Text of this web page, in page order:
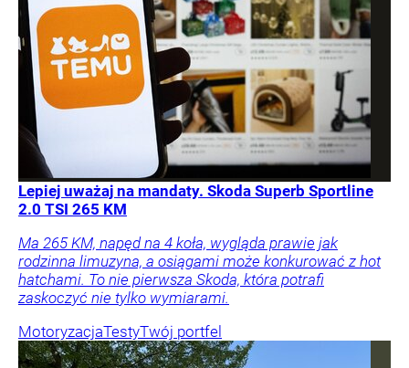
Lepiej uważaj na mandaty. Skoda Superb Sportline
2.0 TSI 265 KM
Ma 265 KM, napęd na 4 koła, wygląda prawie jak
rodzinna limuzyna, a osiągami może konkurować z hot
hatchami. To nie pierwsza Skoda, która potrafi
zaskoczyć nie tylko wymiarami.
MotoryzacjaTestyTwój portfel